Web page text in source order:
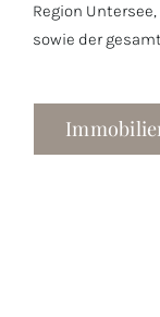
Region
sowie der